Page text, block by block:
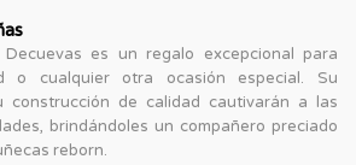
es un regalo excepcional para
o cualquier otra ocasión especial. Su
construcción de calidad cautivarán a las
brindándoles un compañero preciado
reborn.